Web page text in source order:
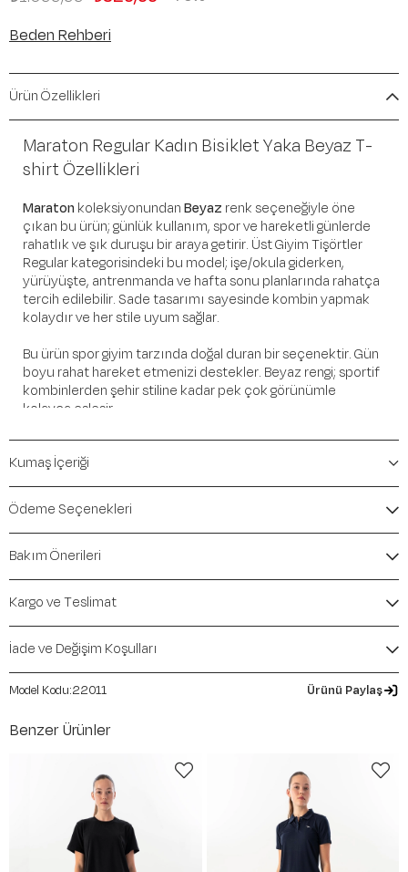
Beden Rehberi
Ürün Özellikleri
Maraton Regular Kadın Bisiklet Yaka Beyaz T-
shirt Özellikleri
Maraton koleksiyonundanBeyaz renk seçeneğiyle öne
çıkan bu ürün; günlük kullanım, spor ve hareketli günlerde
rahatlık ve şık duruşu bir araya getirir. Üst Giyim Tişörtler
Regular kategorisindeki bu model; işe/okula giderken,
yürüyüşte, antrenmanda ve hafta sonu planlarında rahatça
tercih edilebilir. Sade tasarımı sayesinde kombin yapmak
kolaydır ve her stile uyum sağlar.
Bu ürün spor giyim tarzında doğal duran bir seçenektir. Gün
boyu rahat hareket etmenizi destekler. Beyaz rengi; sportif
kombinlerden şehir stiline kadar pek çok görünümle
kolayca eşleşir.
Öne Çıkan Detaylar
Marka:Maraton
Renk:Beyaz
Kalıp / Form:
Mevsim:İlkbahar-Yaz
Kumaş İçeriği
Ödeme Seçenekleri
Bakım Önerileri
Kargo ve Teslimat
İade ve Değişim Koşulları
22011 Ürünü Paylaş
Benzer Ürünler